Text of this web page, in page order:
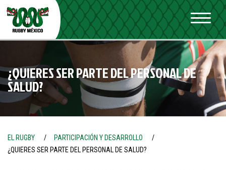
¿QUIERES SER PARTE DEL PERSONAL DE
SALUD?
EL RUGBY
PARTICIPACIÓN Y DESARROLLO
¿QUIERES SER PARTE DEL PERSONAL DE SALUD?